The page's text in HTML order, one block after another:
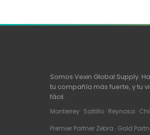
Somos Vexin Global Supply.
tu compañía más fuerte, y tu
fácil.
Monterrey · Saltillo · Reynosa ·
Premier Partner Zebra · Gold